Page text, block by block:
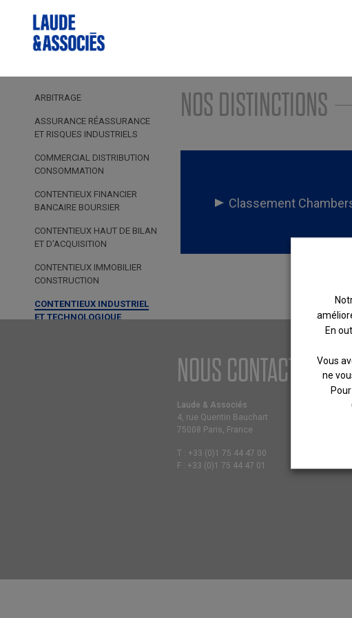
ARBITRAGE
ASSURANCE RÉASSURANCE
ET RISQUES INDUSTRIELS
COMMERCIAL DISTRIBUTION
CONSOMMATION
CONTENTIEUX FINANCIER
BANCAIRE BOURSIER
CONTENTIEUX HAUT DE BILAN
ET D’ACQUISITION
CONTENTIEUX IMMOBILIER
CONSTRUCTION
CONTENTIEUX INDUSTRIEL
ET TECHNOLOGIQUE
NOS DISTINCTIONS
Classement
NOUS CONTACTER
Laude & Associés
4, rue Quentin Bauchart
75008 Paris, France
T : +33 (0)1 75 44 47 00
F : +33 (0)1 75 44 47 01
En
Vous
ne